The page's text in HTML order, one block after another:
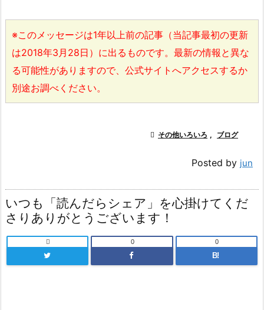
※このメッセージは1年以上前の記事（当記事最初の更新
は2018年3月28日）に出るものです。最新の情報と異な
る可能性がありますので、公式サイトへアクセスするか
別途お調べください。
 その他いろいろ , ブログ
Posted by jun
いつも「読んだらシェア」を心掛けてくだ
さりありがとうございます！
 0
B!
0